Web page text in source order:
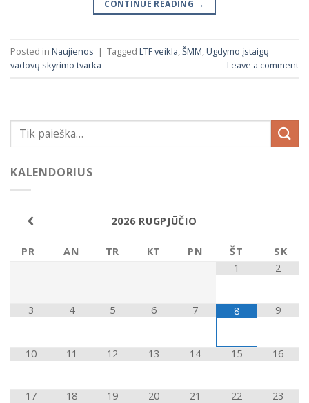
CONTINUE READING →
Posted in Naujienos | Tagged LTF veikla,ŠMM,Ugdymo įstaigų
vadovų skyrimo tvarka
Leave a comment
KALENDORIUS
2026 RUGPJŪČIO
PR AN TR KT PN ŠT
SK
1
2
3 4 5 6 7 8 9
10 11 12 13 14 15 16
17 18 19 20 21 22 23